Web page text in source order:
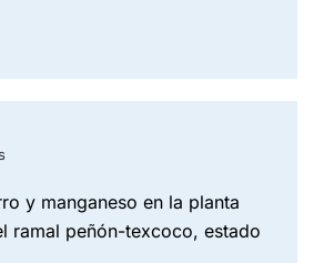
ramal peñón-texcoco, estado